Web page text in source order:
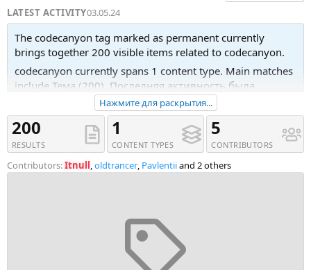
LATEST ACTIVITY03.05.24
The codecanyon tag marked as permanent currently
brings together 200 visible items related to codecanyon.
codecanyon currently spans 1 content type. Main matches
include Тема (200). Последняя активность была
03.05.24 в 12:14.
Recent tagged content includes Тема '66biolinks - Bio
Links, URL Shortener, QR Codes &amp;amp; Web Tools
(SAAS) NULLED', Тема '66toolkit - Ultimate Web Tools
System' and Тема 'Vue File Manager v2.2.7'.
Нажмите для раскрытия...
200
RESULTS
1
CONTENT TYPES
5
CONTRIBUTORS
Contributors:Itnull ,oldtrancer, Pavlentiiand 2 others